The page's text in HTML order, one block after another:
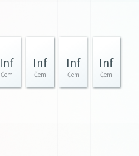
Inf
Čem
Inf
Čem
Inf
Čem
Inf
Čem